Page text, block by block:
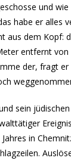
und
habe er alles
aus dem Kopf:
entfernt von
der, fragt er
sein
in